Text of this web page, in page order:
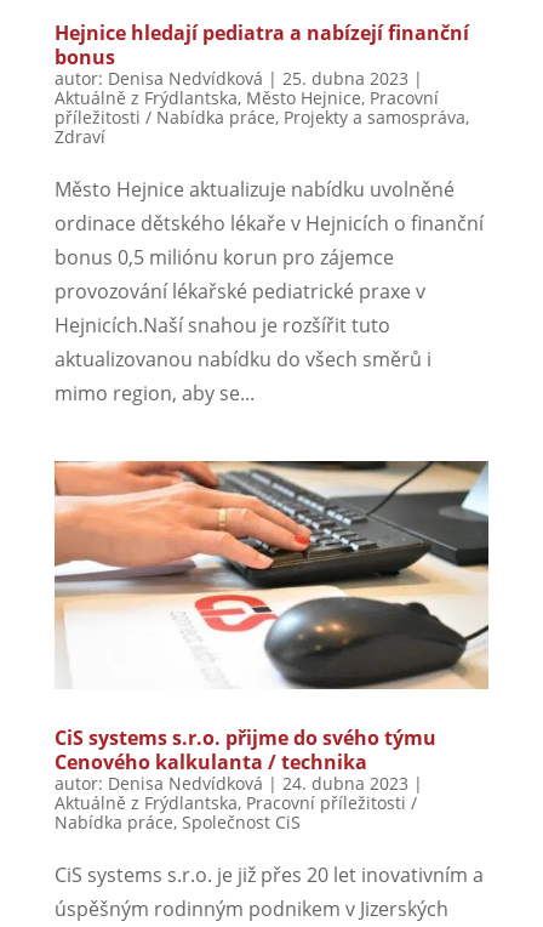
Hejnice hledají pediatra a nabízejí finanční
bonus
autor: Denisa Nedvídková | 25. dubna 2023 |
Aktuálně z Frýdlantska, Město Hejnice, Pracovní
příležitosti / Nabídka práce, Projekty a samospráva,
Zdraví
Město Hejnice aktualizuje nabídku uvolněné
ordinace dětského lékaře v Hejnicích o finanční
bonus 0,5 miliónu korun pro zájemce
provozování lékařské pediatrické praxe v
Hejnicích.Naší snahou je rozšířit tuto
aktualizovanou nabídku do všech směrů i
mimo region, aby se...
CiS systems s.r.o. přijme do svého týmu
Cenového kalkulanta / technika
autor: Denisa Nedvídková | 24. dubna 2023 |
Aktuálně z Frýdlantska, Pracovní příležitosti /
Nabídka práce, Společnost CiS
CiS systems s.r.o. je již přes 20 let inovativním a
úspěšným rodinným podnikem v Jizerských